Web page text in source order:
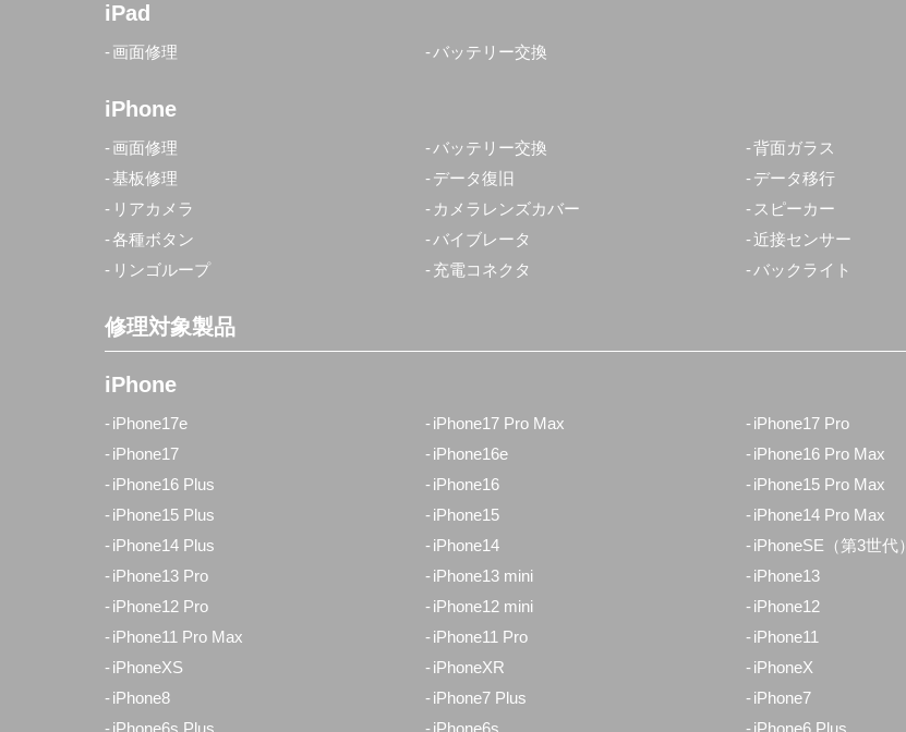
iPad
画面修理 バッテリー交換
iPhone
画面修理 バッテリー交換 背面ガラス
基板修理
データ復旧 データ移行
リアカメラ
カメラレンズカバー スピーカー
各種ボタン
バイブレータ 近接センサー
リンゴループ
充電コネクタ バックライト
修理対象製品
iPhone
iPhone17e iPhone17 Pro Max iPhone17 Pro
iPhone17
iPhone16e iPhone16 Pro Max
iPhone16 Plus
iPhone16 iPhone15 Pro Max
iPhone15 Plus
iPhone15 iPhone14 Pro Max
iPhone14 Plus
iPhone14 iPhoneSE（第3世代）
iPhone13 Pro
iPhone13 mini iPhone13
iPhone12 Pro
iPhone12 mini iPhone12
iPhone11 Pro Max
iPhone11 Pro iPhone11
iPhoneXS
iPhoneXR iPhoneX
iPhone8
iPhone7 Plus iPhone7